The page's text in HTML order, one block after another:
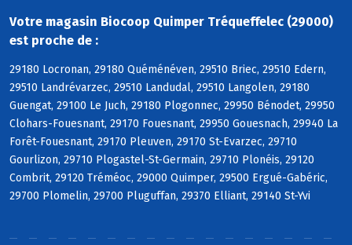
Votre magasin Biocoop Quimper Tréqueffelec (29000)
est proche de :
29180 Locronan, 29180 Quéménéven, 29510 Briec, 29510 Edern,
29510 Landrévarzec, 29510 Landudal, 29510 Langolen, 29180
Guengat, 29100 Le Juch, 29180 Plogonnec, 29950 Bénodet, 29950
Clohars-Fouesnant, 29170 Fouesnant, 29950 Gouesnach, 29940 La
Forêt-Fouesnant, 29170 Pleuven, 29170 St-Evarzec, 29710
Gourlizon, 29710 Plogastel-St-Germain, 29710 Plonéis, 29120
Combrit, 29120 Tréméoc, 29000 Quimper, 29500 Ergué-Gabéric,
29700 Plomelin, 29700 Pluguffan, 29370 Elliant, 29140 St-Yvi